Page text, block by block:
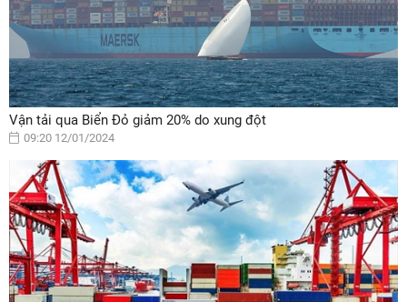
Vận tải qua Biển Đỏ giảm 20% do xung đột
09:20 12/01/2024